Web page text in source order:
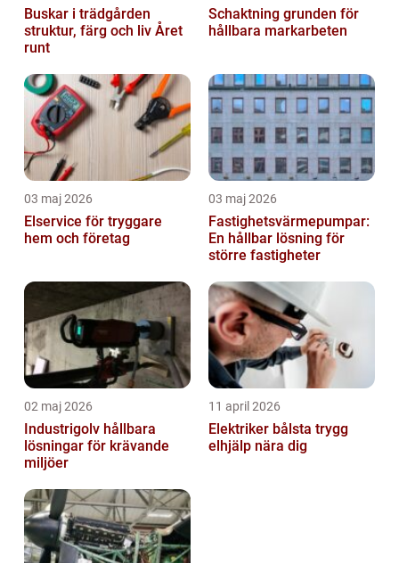
Buskar i trädgården
struktur, färg och liv Året
runt
Schaktning grunden för
hållbara markarbeten
03 maj 2026
Elservice för tryggare
hem och företag
03 maj 2026
Fastighetsvärmepumpar:
En hållbar lösning för
större fastigheter
02 maj 2026
Industrigolv hållbara
lösningar för krävande
miljöer
11 april 2026
Elektriker bålsta trygg
elhjälp nära dig